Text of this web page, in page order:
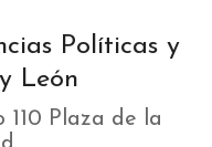
Políticas y
León
Plaza de la